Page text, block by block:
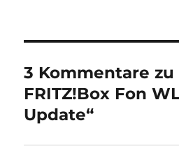
3 Kommentare zu
FRITZ!Box Fon
Update“